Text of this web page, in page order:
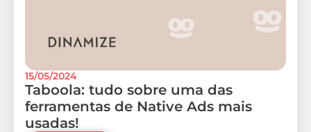
15/05/2024
Taboola: tudo sobre uma das
ferramentas de Native Ads mais
usadas!